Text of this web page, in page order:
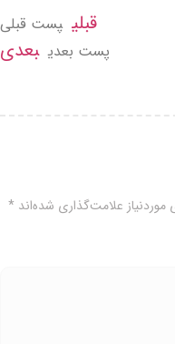
قبلی پست قبلی
پست بعدی بعدی
علامت‌گذاری شده‌اند *